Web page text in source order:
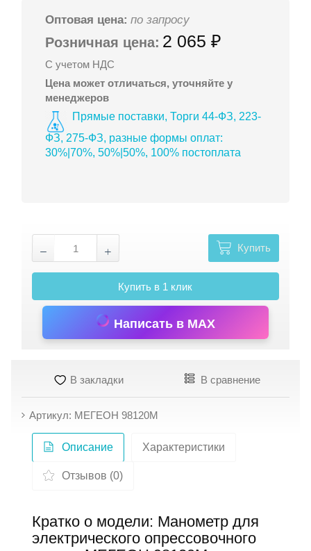
Оптовая цена: по запросу
Розничная цена: 2 065 ₽
С учетом НДС
Цена может отличаться, уточняйте у
менеджеров
Прямые поставки, Торги 44-ФЗ, 223-
ФЗ, 275-ФЗ, разные формы оплат:
30%|70%, 50%|50%, 100% постоплата
Купить
Купить в 1 клик
Написать в MAX
В закладки В сравнение
Артикул: МЕГЕОН 98120М
Описание Характеристики
Отзывов (0)
Кратко о модели: Манометр для
электрического опрессовочного